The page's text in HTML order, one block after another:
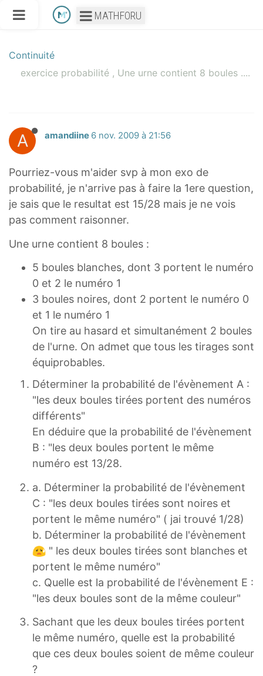
MATHFORU
Continuité
exercice probabilité , Une urne contient 8 boules ....
A amandiine 6 nov. 2009 à 21:56
Pourriez-vous m'aider svp à mon exo de
probabilité, je n'arrive pas à faire la 1ere question,
je sais que le resultat est 15/28 mais je ne vois
pas comment raisonner.
Une urne contient 8 boules :
5 boules blanches, dont 3 portent le numéro
0 et 2 le numéro 1
3 boules noires, dont 2 portent le numéro 0
et 1 le numéro 1
On tire au hasard et simultanément 2 boules
de l'urne. On admet que tous les tirages sont
équiprobables.
Déterminer la probabilité de l'évènement A :
"les deux boules tirées portent des numéros
différents"
En déduire que la probabilité de l'évènement
B : "les deux boules portent le même
numéro est 13/28.
a. Déterminer la probabilité de l'évènement
C : "les deux boules tirées sont noires et
portent le même numéro" ( jai trouvé 1/28)
b. Déterminer la probabilité de l'évènement
" les deux boules tirées sont blanches et
portent le même numéro"
c. Quelle est la probabilité de l'évènement E :
"les deux boules sont de la même couleur"
Sachant que les deux boules tirées portent
le même numéro, quelle est la probabilité
que ces deux boules soient de même couleur
?